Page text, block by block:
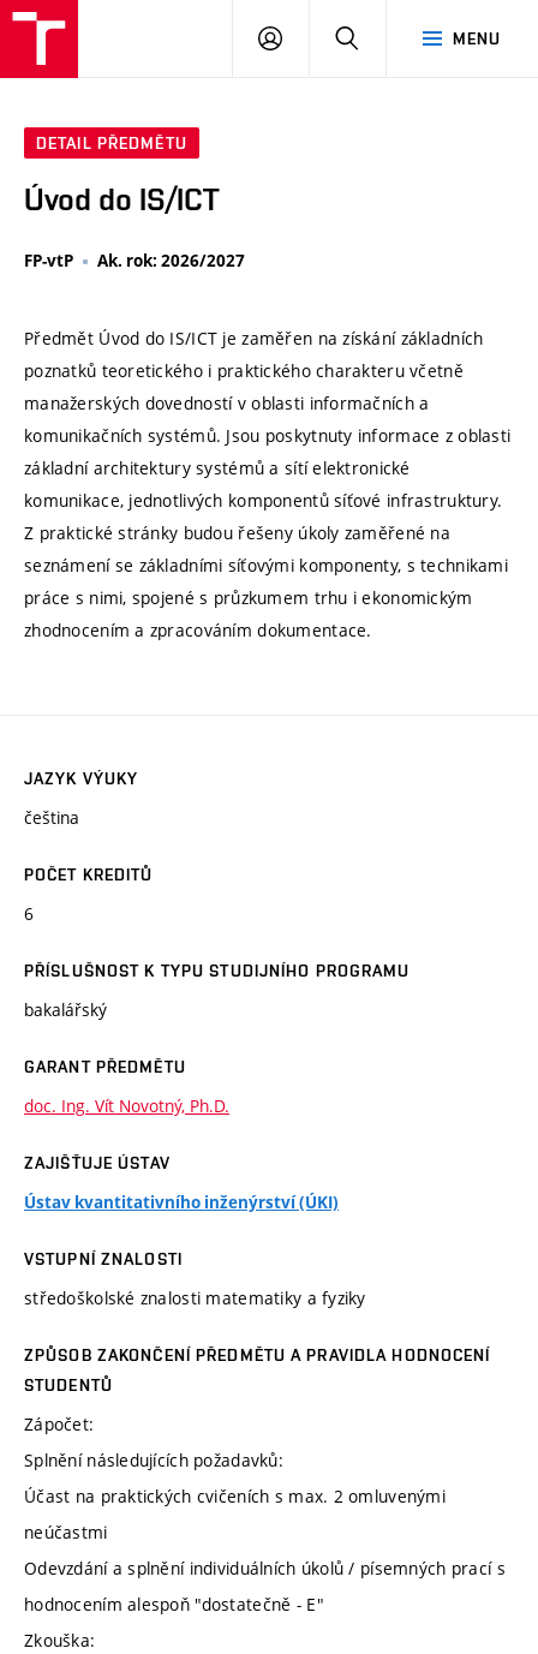
MENU
PŘIHLÁSIT
DETAIL PŘEDMĚTU
Úvod do IS/ICT
FP-vtP Ak. rok: 2026/2027
Předmět Úvod do IS/ICT je zaměřen na získání základních
poznatků teoretického i praktického charakteru včetně
manažerských dovedností v oblasti informačních a
komunikačních systémů. Jsou poskytnuty informace z oblasti
základní architektury systémů a sítí elektronické
komunikace, jednotlivých komponentů síťové infrastruktury.
Z praktické stránky budou řešeny úkoly zaměřené na
seznámení se základními síťovými komponenty, s technikami
práce s nimi, spojené s průzkumem trhu i ekonomickým
zhodnocením a zpracováním dokumentace.
JAZYK VÝUKY
čeština
POČET KREDITŮ
6
PŘÍSLUŠNOST K TYPU STUDIJNÍHO PROGRAMU
bakalářský
GARANT PŘEDMĚTU
doc. Ing. Vít Novotný, Ph.D.
ZAJIŠŤUJE ÚSTAV
Ústav kvantitativního inženýrství (ÚKI)
VSTUPNÍ ZNALOSTI
středoškolské znalosti matematiky a fyziky
ZPŮSOB ZAKONČENÍ PŘEDMĚTU A PRAVIDLA HODNOCENÍ
STUDENTŮ
Zápočet:
Splnění následujících požadavků:
Účast na praktických cvičeních s max. 2 omluvenými
neúčastmi
Odevzdání a splnění individuálních úkolů / písemných prací s
hodnocením alespoň "dostatečně - E"
Zkouška: